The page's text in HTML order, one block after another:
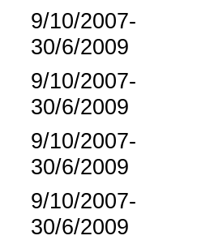
9/10/2007-
30/6/2009
9/10/2007-
30/6/2009
9/10/2007-
30/6/2009
9/10/2007-
30/6/2009